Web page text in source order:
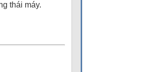
thái máy.